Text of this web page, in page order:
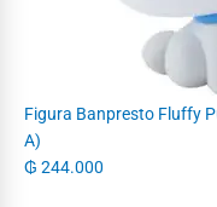
Figura Banpresto Fluffy
A)
₲ 244.000